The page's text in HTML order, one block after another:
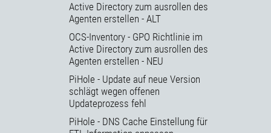
Active Directory zum ausrollen des
Agenten erstellen - ALT
OCS-Inventory - GPO Richtlinie im
Active Directory zum ausrollen des
Agenten erstellen - NEU
PiHole - Update auf neue Version
schlägt wegen offenen
Updateprozess fehl
PiHole - DNS Cache Einstellung für